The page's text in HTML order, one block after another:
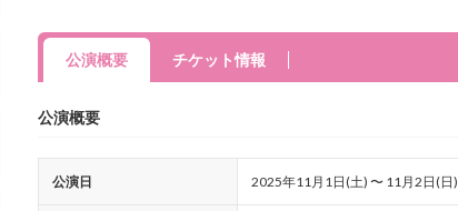
公演概要 チケット情報
公演概要
公演日 2025年11月1日(土) 〜 11月2日(日)